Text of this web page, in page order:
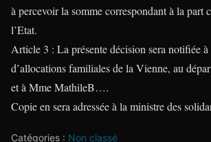
à percevoir la somme correspondant à la part
l’Etat.
Article 3 : La présente décision sera notifiée à
d’allocations familiales de la Vienne, au
et à Mme MathileB….
Copie en sera adressée à la ministre des
Catégories : Non classé